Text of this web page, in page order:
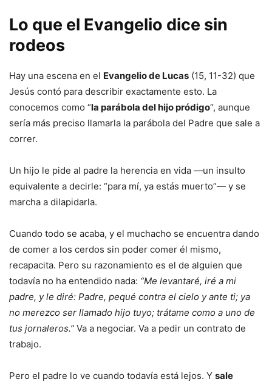
Lo que el Evangelio dice sin
rodeos
Hay una escena en el Evangelio de Lucas (15, 11-32) que
Jesús contó para describir exactamente esto. La
conocemos como “la parábola del hijo pródigo“, aunque
sería más preciso llamarla la parábola del Padre que sale a
correr.
Un hijo le pide al padre la herencia en vida —un insulto
equivalente a decirle: “para mí, ya estás muerto”— y se
marcha a dilapidarla.
Cuando todo se acaba, y el muchacho se encuentra dando
de comer a los cerdos sin poder comer él mismo,
recapacita. Pero su razonamiento es el de alguien que
todavía no ha entendido nada: “Me levantaré, iré a mi
padre, y le diré: Padre, pequé contra el cielo y ante ti; ya
no merezco ser llamado hijo tuyo; trátame como a uno de
tus jornaleros.” Va a negociar. Va a pedir un contrato de
trabajo.
Pero el padre lo ve cuando todavía está lejos. Y sale